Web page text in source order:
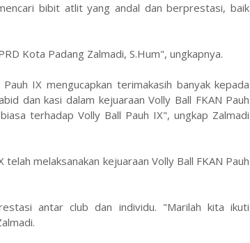
bibit atlit yang andal dan berprestasi, baik
Kota Padang Zalmadi, S.Hum", ungkapnya.
IX mengucapkan terimakasih banyak kepada
dan kasi dalam kejuaraan Volly Ball FKAN Pauh
terhadap Volly Ball Pauh IX", ungkap Zalmadi
melaksanakan kejuaraan Volly Ball FKAN Pauh
antar club dan individu. "Marilah kita ikuti